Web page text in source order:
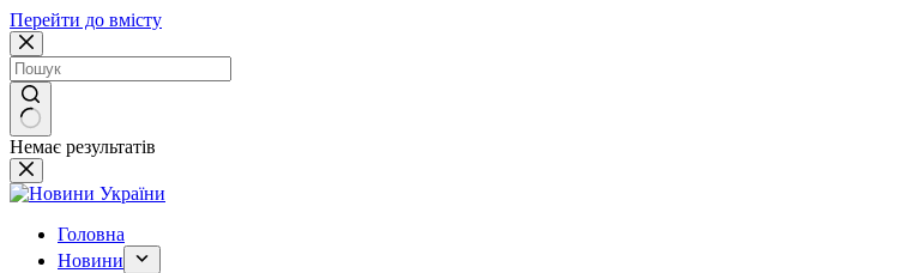
Перейти до вмісту
Немає результатів
Головна
Новини